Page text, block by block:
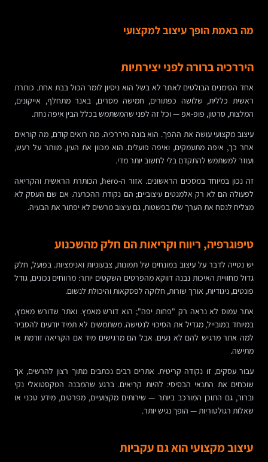
מה באמת הופך עיצוב למקצועי
היררכיה ברורה לפני יצירתיות
אחד הסימנים הבולטים לאתר לא בשל הוא ניסיון לומר הכול בבת אחת. כותרת
ראשית כללית, שלושה כפתורים, חמישה מסרים, באנר מתחלף, אייקונים,
המלצות, סרטון, פופ-אפ — וכל זה לפני שהמשתמש בכלל הבין איפה נחת.
עיצוב מקצועי עושה את ההפך. הוא בונה היררכיה. מה רואים קודם, מה קוראים
אחר כך, איפה מתעמקים, ואיפה פועלים. הוא מכוון את העין, מוותר על רעש,
ועוזר למשתמש להתקדם בלי לחשוב יותר מדי.
זה נכון במיוחד במסכים הראשונים. אזור ה-hero, הכותרת הראשית והקריאה
לפעולה הם לא רק אלמנטים עיצוביים; הם נקודת ההכרעה. אם שם העסק לא
מצליח לנסח את הערך שלו בפשטות, גם עיצוב מרשים לא יפתור את הבעיה.
טיפוגרפיה, ריווח וקריאות הם חלק מהשכנוע
יש נטייה לדבר על עיצוב במונחים של תמונות, צבעוניות ואנימציות. בפועל, חלק
גדול מחוויית האיכות נבנה דווקא מהפרטים השקטים יותר: מרווחים נכונים, גודל
פונטים, ניגודיות, אורך שורות, חלוקה לפסקאות והיכולת לנשום.
אתר עמוס לא נראה רק "פחות יפה"; הוא דורש מאמץ. ואתר שדורש מאמץ,
במיוחד במובייל, מגדיל את הסיכוי לנטישה. משתמשים לא תמיד יודעים להסביר
למה אתר מרגיש להם לא נעים. אבל הם מרגישים מיד אם הקריאה זורמת או
מתישה.
עבור עסקים, זו נקודה קריטית. אתרים רבים נכתבים מתוך רצון להרשים, אך
שוכחים את התנאי הבסיסי: להיות קריאים. ברגע שהמבנה הטקסטואלי נקי
וברור, גם התוכן המורכב ביותר — שירותים מקצועיים, מפרטים, מידע טכני או
שאלות רגולטוריות — הופך נגיש יותר.
עיצוב מקצועי הוא גם עקביות